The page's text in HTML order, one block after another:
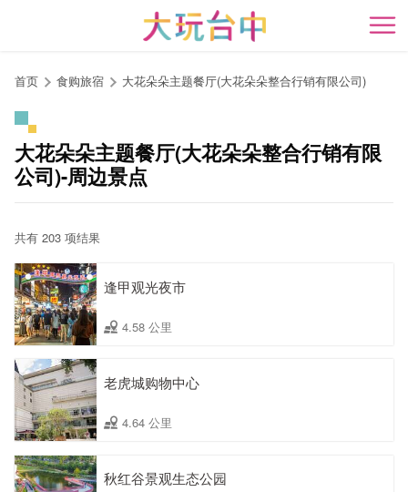
开
首页 食购旅宿 大花朵朵主题餐厅(大花朵朵整合行销有限公司)
大花朵朵主题餐厅(大花朵朵整合行销有限
公司)-周边景点
共有 203 项结果
逢甲观光夜市
4.58 公里
老虎城购物中心
4.64 公里
秋红谷景观生态公园